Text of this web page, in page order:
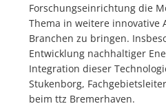
Forschungseinrichtung die
Thema in weitere innovative
Branchen zu bringen.
Entwicklung nachhaltiger
Integration dieser
Stukenborg,
beim ttz Bremerhaven.